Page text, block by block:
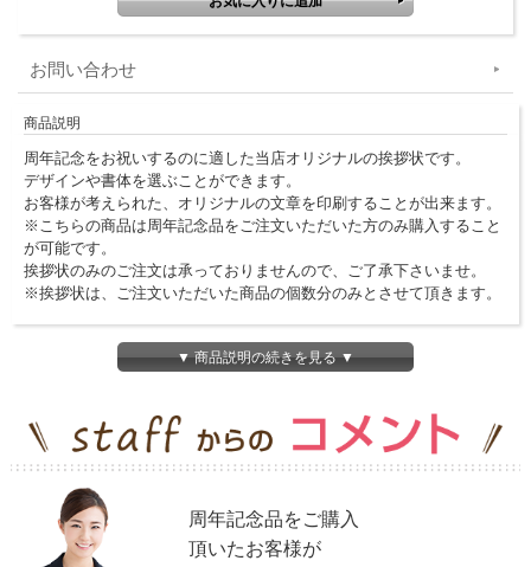
お問い合わせ
商品説明
周年記念をお祝いするのに適した当店オリジナルの挨拶状です。
デザインや書体を選ぶことができます。
お客様が考えられた、オリジナルの文章を印刷することが出来ます。
※こちらの商品は周年記念品をご注文いただいた方のみ購入すること
が可能です。
挨拶状のみのご注文は承っておりませんので、ご了承下さいませ。
※挨拶状は、ご注文いただいた商品の個数分のみとさせて頂きます。
ご購入金額が30万円以上で挨拶状を一式、無料サービス！
※名入れ代・送料は含みません。▼ 商品説明の続きを見る ▼
周年記念品をご購入
頂いたお客様が